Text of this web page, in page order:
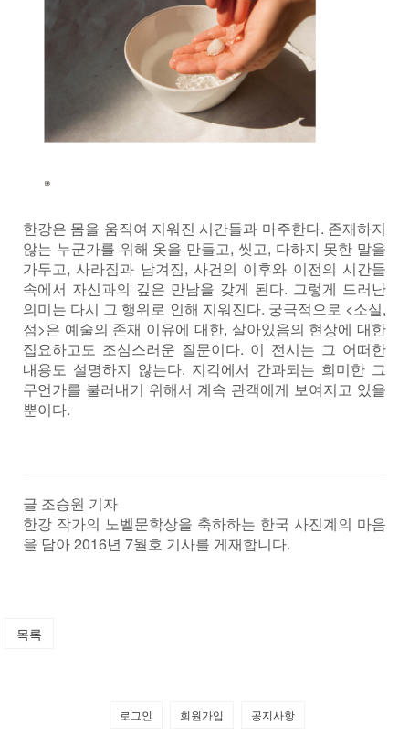
한강은 몸을 움직여 지워진 시간들과 마주한다. 존재하지
않는 누군가를 위해 옷을 만들고, 씻고, 다하지 못한 말을
가두고, 사라짐과 남겨짐, 사건의 이후와 이전의 시간들
속에서 자신과의 깊은 만남을 갖게 된다. 그렇게 드러난
의미는 다시 그 행위로 인해 지워진다. 궁극적으로 <소실,
점>은 예술의 존재 이유에 대한, 살아있음의 현상에 대한
집요하고도 조심스러운 질문이다. 이 전시는 그 어떠한
내용도 설명하지 않는다. 지각에서 간과되는 희미한 그
무언가를 불러내기 위해서 계속 관객에게 보여지고 있을
뿐이다.
글 조승원 기자
​한강 작가의 노벨문학상을 축하하는 한국 사진계의 마음
을 담아 2016년 7월호 기사를 게재합니다.
목록
로그인 회원가입 공지사항